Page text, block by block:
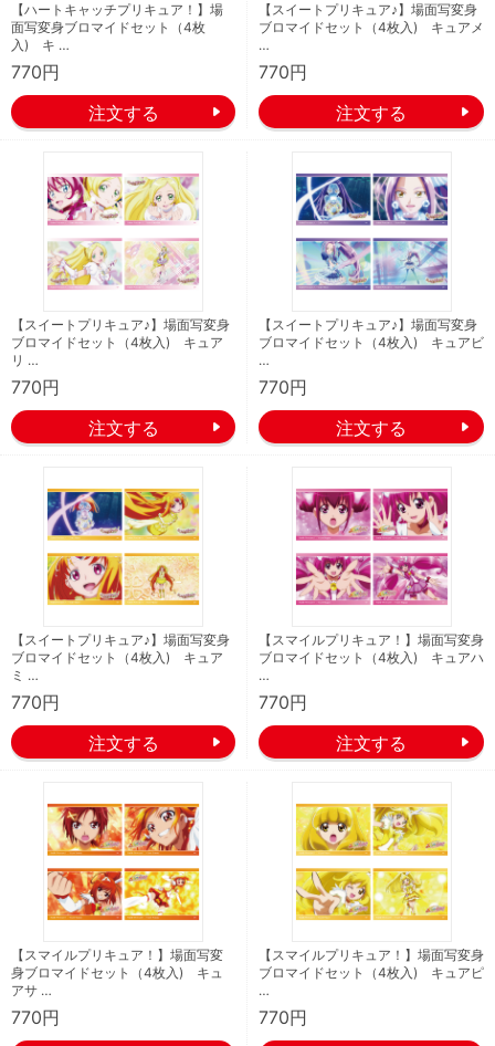
【ハートキャッチプリキュア！】場
面写変身ブロマイドセット（4枚
入) キ …
770円
【スイートプリキュア♪】場面写変身
ブロマイドセット（4枚入) キュアメ
…
770円
【スイートプリキュア♪】場面写変身
ブロマイドセット（4枚入) キュア
リ …
770円
【スイートプリキュア♪】場面写変身
ブロマイドセット（4枚入) キュアビ
…
770円
【スイートプリキュア♪】場面写変身
ブロマイドセット（4枚入) キュア
ミ …
770円
【スマイルプリキュア！】場面写変身
ブロマイドセット（4枚入) キュアハ
…
770円
【スマイルプリキュア！】場面写変
身ブロマイドセット（4枚入) キュ
アサ …
770円
【スマイルプリキュア！】場面写変身
ブロマイドセット（4枚入) キュアピ
…
770円